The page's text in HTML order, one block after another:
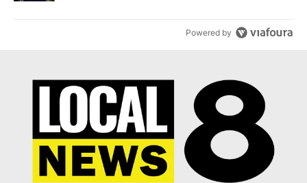
Powered by